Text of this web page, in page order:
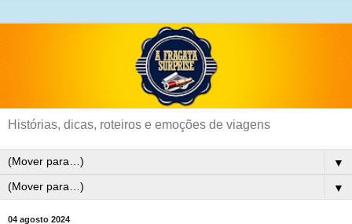
Histórias, dicas, roteiros e emoções de viagens
▼
▼
04 agosto 2024